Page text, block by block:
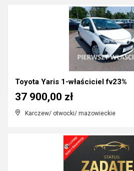
Toyota Yaris 1-właściciel fv23%
Karczew/ otwocki/ mazowieckie
37 900,00 zł